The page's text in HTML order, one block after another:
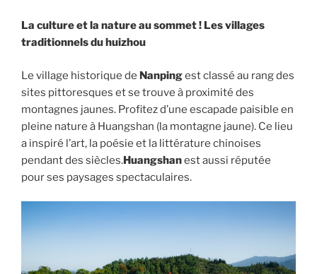
La culture et la nature au sommet ! Les villages
traditionnels du huizhou
Le village historique de Nanpingest classé au rang des
sites pittoresques et se trouve à proximité des
montagnes jaunes. Profitez d’une escapade paisible en
pleine nature à Huangshan (la montagne jaune). Ce lieu
a inspiré l’art, la poésie et la littérature chinoises
pendant des siècles.Huangshanest aussi réputée
pour ses paysages spectaculaires.